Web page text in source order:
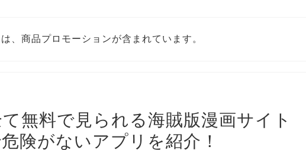
、商品プロモーションが含まれています。
無料で見られる海賊版漫画サイト
険がないアプリを紹介！